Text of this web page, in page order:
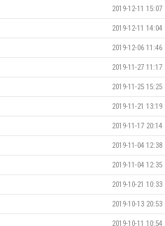
2019-12-11 15:07
2019-12-11 14:04
2019-12-06 11:46
2019-11-27 11:17
2019-11-25 15:25
2019-11-21 13:19
2019-11-17 20:14
2019-11-04 12:38
2019-11-04 12:35
2019-10-21 10:33
2019-10-13 20:53
2019-10-11 10:54